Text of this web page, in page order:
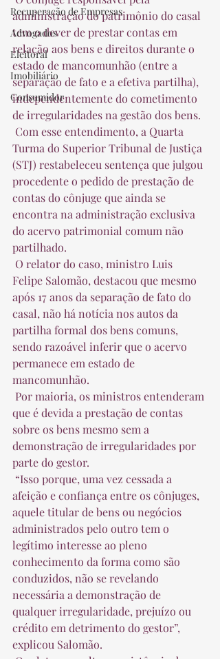
Recuperação de Empresas
Advogados
Eleitoral
Imobiliário
Consumidor
administração do patrimônio do casal
tem o dever de prestar contas em
relação aos bens e direitos durante o
estado de mancomunhão (entre a
separação de fato e a efetiva partilha),
independentemente do cometimento
de irregularidades na gestão dos bens.
Turma do Superior Tribunal de Justiça
(STJ) restabeleceu sentença que julgou
procedente o pedido de prestação de
contas do cônjuge que ainda se
encontra na administração exclusiva
do acervo patrimonial comum não
partilhado.
Felipe Salomão, destacou que mesmo
após 17 anos da separação de fato do
casal, não há notícia nos autos da
partilha formal dos bens comuns,
sendo razoável inferir que o acervo
permanece em estado de
mancomunhão.
que é devida a prestação de contas
sobre os bens mesmo sem a
demonstração de irregularidades por
parte do gestor.
afeição e confiança entre os cônjuges,
aquele titular de bens ou negócios
administrados pelo outro tem o
legítimo interesse ao pleno
conhecimento da forma como são
conduzidos, não se revelando
necessária a demonstração de
qualquer irregularidade, prejuízo ou
crédito em detrimento do gestor”,
explicou Salomão.